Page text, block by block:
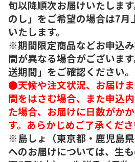
旬以降順次お届けいたしま
のし」をご希望の場合は7月
いたします。
※期間限定商品などお申込
間が異なる場合がございま
送期間」をご確認ください。
●天候や注文状況、お届け
間をはさむ場合、また申込
た場合、お届けに日数がか
す。あらかじめご了承くださ
※島しょ（東京都・鹿児島
へのお届けについては、生